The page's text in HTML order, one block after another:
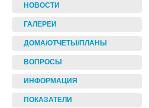
НОВОСТИ
ГАЛЕРЕИ
ДОМА/ОТЧЕТЫ/ПЛАНЫ
ВОПРОСЫ
ИНФОРМАЦИЯ
ПОКАЗАТЕЛИ